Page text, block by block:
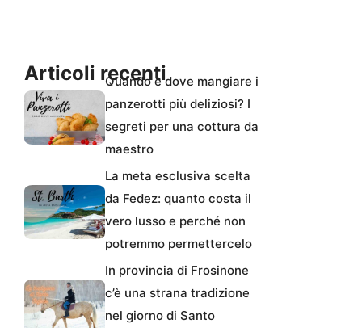
Articoli recentiQuando e dove mangiare i
panzerotti più deliziosi? I
segreti per una cottura da
maestro
La meta esclusiva scelta
da Fedez: quanto costa il
vero lusso e perché non
potremmo permettercelo
In provincia di Frosinone
c’è una strana tradizione
nel giorno di Santo